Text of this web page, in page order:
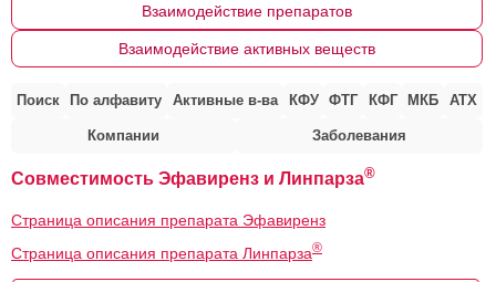
Взаимодействие препаратов
Взаимодействие активных веществ
Поиск По алфавиту Активные в-ва КФУ ФТГ КФГ МКБ АТХ
Компании Заболевания
Совместимость Эфавиренз и Линпарза®
Страница описания препарата Эфавиренз
Страница описания препарата Линпарза®